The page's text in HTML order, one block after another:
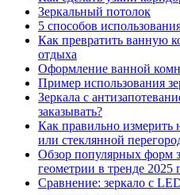
Зеркальный потолок
5 способов
Как превратить ванную
отдыха
Оформление ванной
Пример использования
Зеркала с
заказывать?
Как правильно измерить
или стеклянной
Обзор популярных форм
геометрии в тренде 2025
Сравнение: зеркало с